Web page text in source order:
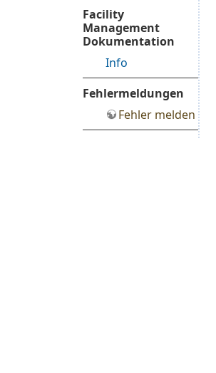
Facility
Management
Dokumentation
Info
Fehlermeldungen
Fehler melden